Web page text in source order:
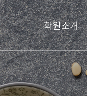
학원소개